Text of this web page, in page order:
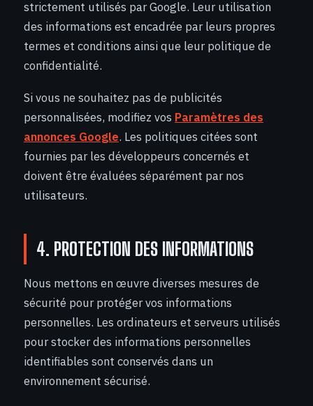
strictement utilisés par Google. Leur utilisation
des informations est encadrée par leurs propres
termes et conditions ainsi que leur politique de
confidentialité.
Si vous ne souhaitez pas de publicités
personnalisées, modifiez vos Paramètres des
annonces Google. Les politiques citées sont
fournies par les développeurs concernés et
doivent être évaluées séparément par nos
utilisateurs.
4. PROTECTION DES INFORMATIONS
Nous mettons en œuvre diverses mesures de
sécurité pour protéger vos informations
personnelles. Les ordinateurs et serveurs utilisés
pour stocker des informations personnelles
identifiables sont conservés dans un
environnement sécurisé.